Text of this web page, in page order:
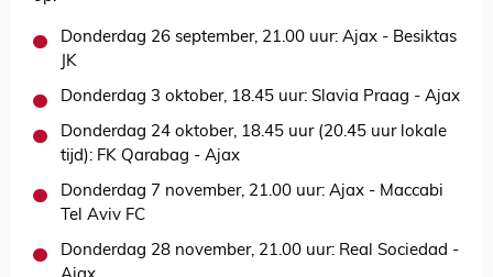
Donderdag 26 september, 21.00 uur: Ajax - Besiktas
JK
Donderdag 3 oktober, 18.45 uur: Slavia Praag - Ajax
Donderdag 24 oktober, 18.45 uur (20.45 uur lokale
tijd): FK Qarabag - Ajax
Donderdag 7 november, 21.00 uur: Ajax - Maccabi
Tel Aviv FC
Donderdag 28 november, 21.00 uur: Real Sociedad -